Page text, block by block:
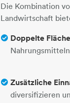
Die Kombination
Landwirtschaft
Doppelte
Zusätzliche
diversifizieren